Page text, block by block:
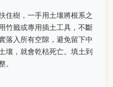
住樹，一手用土壤將根系之
竹籤或專用插土工具，不斷
落入所有空隙，避免留下中
壤，就會乾枯死亡。填土到
。